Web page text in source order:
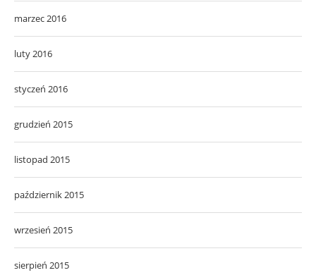
marzec 2016
luty 2016
styczeń 2016
grudzień 2015
listopad 2015
październik 2015
wrzesień 2015
sierpień 2015